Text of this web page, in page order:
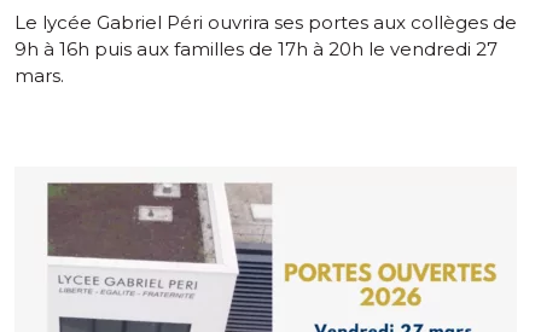
Le lycée Gabriel Péri ouvrira ses portes aux collèges de
9h à 16h puis aux familles de 17h à 20h le vendredi 27
mars.